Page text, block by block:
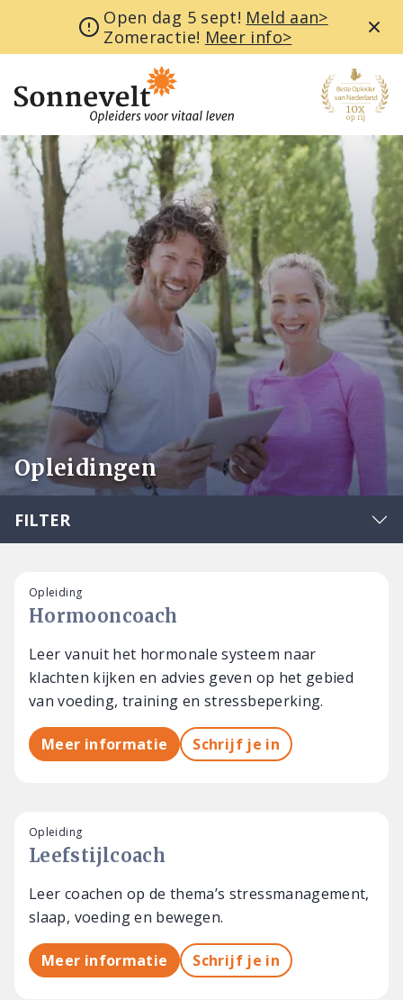
Open dag 5 sept! Meld aan>
Zomeractie! Meer info>
Opleidingen
FILTER
Hormooncoach
Opleiding
Leer vanuit het hormonale systeem naar
klachten kijken en advies geven op het gebied
van voeding, training en stressbeperking.
Meer informatie Schrijf je in
Leefstijlcoach
Opleiding
Leer coachen op de thema’s stressmanagement,
slaap, voeding en bewegen.
Meer informatie Schrijf je in